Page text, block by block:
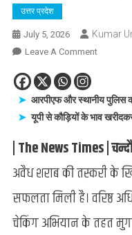
उत्तर प्रदेश
July 5, 2026 Kumar
Leave A CommentOn
अवैध
अंग्रेजी
के
बिहार
के
तस्कर
आरपीएफ और स्थानीय पुलिस
यूपी से कौड़ियों के भाव
| The News Times |
अवैध शराब की तस्करी के
सफलता मिली है। वरिष्ठ
चेकिंग अभियान के तहत